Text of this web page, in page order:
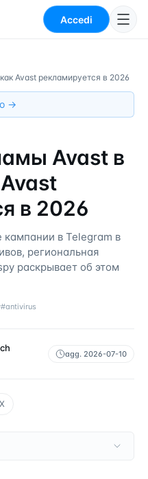
Accedi
Avast рекламируется в 2026
→
Avast в
в 2026
кампании в Telegram в
региональная
раскрывает об этом
#antivirus
agg. 2026-07-10
X